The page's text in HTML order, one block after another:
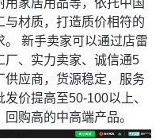
家居用品等，依托中国
材质，打造质价相符的
。 新手卖家可以通过店雷
厂、实力卖家、诚信通5
供应商，货源稳定，服务
价提高至50-100以上、
购高的中高端产品。